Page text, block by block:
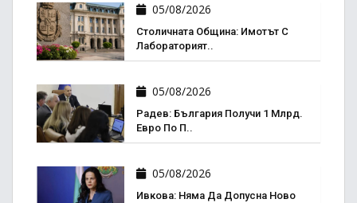
05/08/2026
Столичната Община: Имотът С
Лабораторият..
05/08/2026
Радев: България Получи 1 Млрд.
Евро По П..
05/08/2026
Ивкова: Няма Да Допусна Ново